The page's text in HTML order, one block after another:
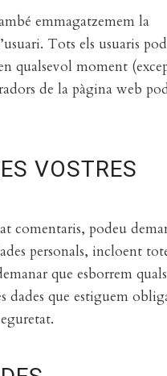
emmagatzemem la
Tots els usuaris
qualsevol moment
de la pàgina web
VOSTRES
comentaris, podeu
personals, incloent
que esborrem
que estiguem